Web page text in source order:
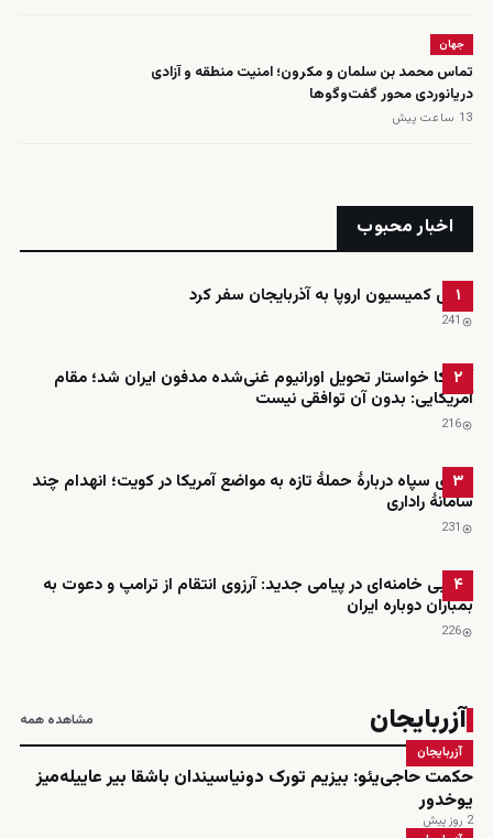
جهان
تماس محمد بن سلمان و مکرون؛ امنیت منطقه و آزادی
دریانوردی محور گفت‌وگوها
13 ساعت پیش
اخبار محبوب
۱
رئیس کمیسیون اروپا به آذربایجان سفر کرد
241
۲
آمریکا خواستار تحویل اورانیوم غنی‌شده مدفون ایران شد؛ مقام
آمریکایی: بدون آن توافقی نیست
216
۳
ادعای سپاه دربارهٔ حملهٔ تازه به مواضع آمریکا در کویت؛ انهدام چند
سامانهٔ راداری
231
۴
مجتبی خامنه‌ای در پیامی جدید: آرزوی انتقام از ترامپ و دعوت به
بمباران دوباره ایران
226
آزربایجان مشاهده همه
آزربایجان
حکمت حاجی‌یئو: بیزیم تورک دونیاسیندان باشقا بیر عاییله‌میز
یوخدور
2 روز پیش